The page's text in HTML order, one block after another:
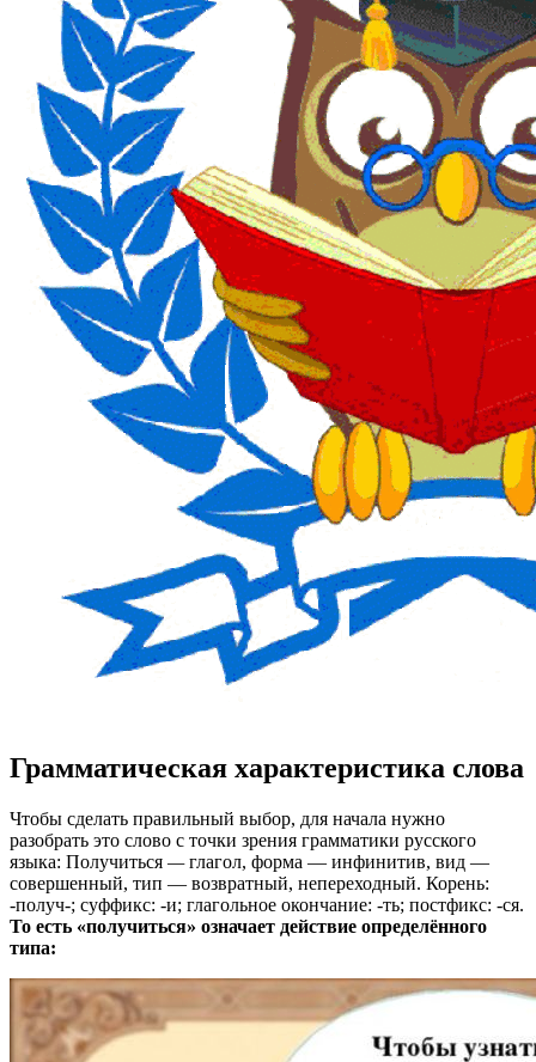
Грамматическая характеристика слова
Чтобы сделать правильный выбор, для начала нужно
разобрать это слово с точки зрения грамматики русского
языка: Получиться —глагол, форма — инфинитив, вид —
совершенный, тип — возвратный, непереходный. Корень:
-получ-; суффикс: -и; глагольное окончание: -ть; постфикс: -ся.
То есть «получиться» означает действие определённого
типа: